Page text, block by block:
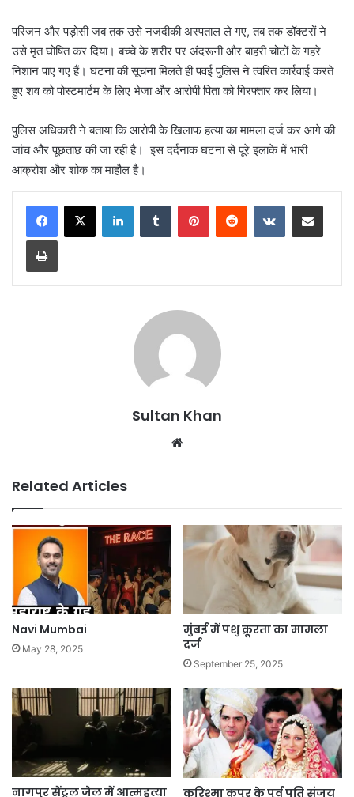
परिजन और पड़ोसी जब तक उसे नजदीकी अस्पताल ले गए, तब तक डॉक्टरों ने
उसे मृत घोषित कर दिया। बच्चे के शरीर पर अंदरूनी और बाहरी चोटों के गहरे
निशान पाए गए हैं। घटना की सूचना मिलते ही पवई पुलिस ने त्वरित कार्रवाई करते
हुए शव को पोस्टमार्टम के लिए भेजा और आरोपी पिता को गिरफ्तार कर लिया।
पुलिस अधिकारी ने बताया कि आरोपी के खिलाफ हत्या का मामला दर्ज कर आगे की
जांच और पूछताछ की जा रही है। इस दर्दनाक घटना से पूरे इलाके में भारी
आक्रोश और शोक का माहौल है।
Sultan Khan
Related Articles
Navi Mumbai
May 28, 2025
मुंबई में पशु क्रूरता का मामला
दर्ज
September 25, 2025
नागपुर सेंट्रल जेल में आत्महत्या
करिश्मा कपूर के पूर्व पति संजय